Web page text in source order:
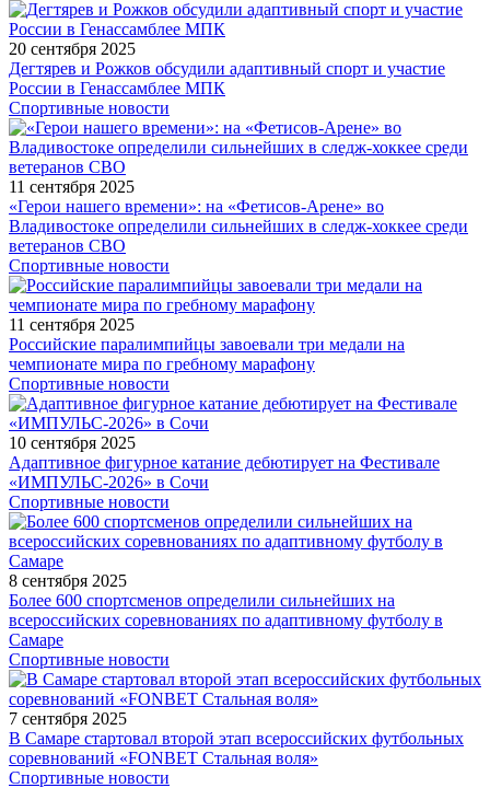
20 сентября 2025
Дегтярев и Рожков обсудили адаптивный спорт и участие
России в Генассамблее МПК
Спортивные новости
11 сентября 2025
«Герои нашего времени»: на «Фетисов-Арене» во
Владивостоке определили сильнейших в следж-хоккее среди
ветеранов СВО
Спортивные новости
11 сентября 2025
Российские паралимпийцы завоевали три медали на
чемпионате мира по гребному марафону
Спортивные новости
10 сентября 2025
Адаптивное фигурное катание дебютирует на Фестивале
«ИМПУЛЬС-2026» в Сочи
Спортивные новости
8 сентября 2025
Более 600 спортсменов определили сильнейших на
всероссийских соревнованиях по адаптивному футболу в
Самаре
Спортивные новости
7 сентября 2025
В Самаре стартовал второй этап всероссийских футбольных
соревнований «FONBET Стальная воля»
Спортивные новости